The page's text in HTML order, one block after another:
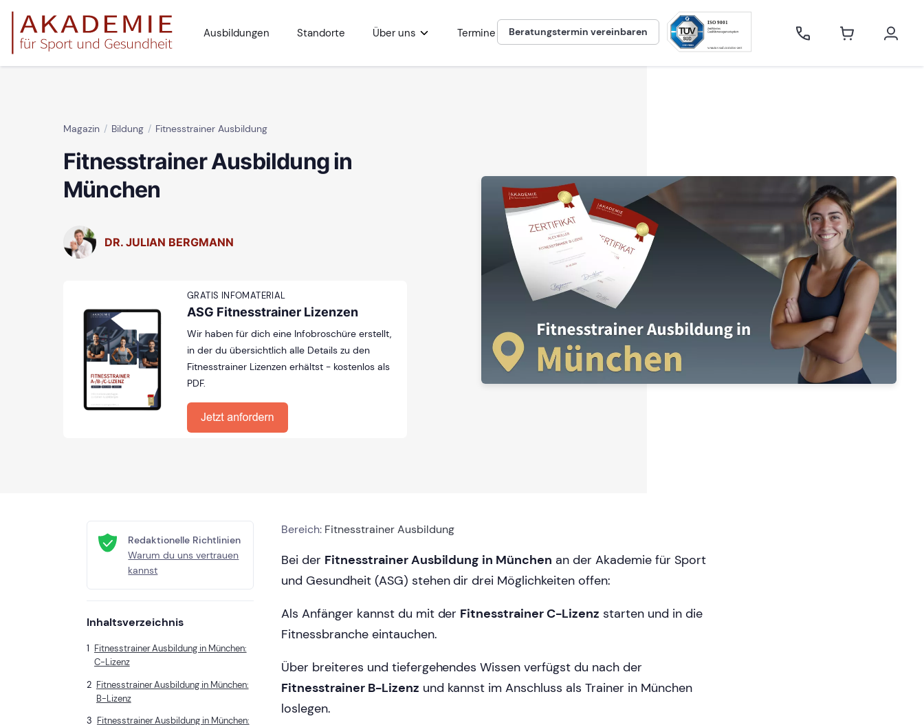
Ausbildungen Standorte Über uns Termine Beratungstermin vereinbaren
Magazin Bildung Fitnesstrainer Ausbildung
Fitnesstrainer Ausbildung in
München
DR. JULIAN BERGMANN
GRATIS INFOMATERIAL
ASG Fitnesstrainer Lizenzen
Wir haben für dich eine Infobroschüre erstellt,
in der du übersichtlich alle Details zu den
Fitnesstrainer Lizenzen erhältst - kostenlos als
PDF.
Redaktionelle Richtlinien
Warum du uns vertrauen
kannst
Inhaltsverzeichnis
Fitnesstrainer Ausbildung in München:
C-Lizenz
Fitnesstrainer Ausbildung in München:
B-Lizenz
Fitnesstrainer Ausbildung in München:
Bereich: Fitnesstrainer Ausbildung
Bei der Fitnesstrainer Ausbildung in München an der Akademie für Sport
und Gesundheit (ASG) stehen dir drei Möglichkeiten offen:
Als Anfänger kannst du mit der Fitnesstrainer C-Lizenz starten und in die
Fitnessbranche eintauchen.
Über breiteres und tiefergehendes Wissen verfügst du nach der
Fitnesstrainer B-Lizenz und kannst im Anschluss als Trainer in München
loslegen.